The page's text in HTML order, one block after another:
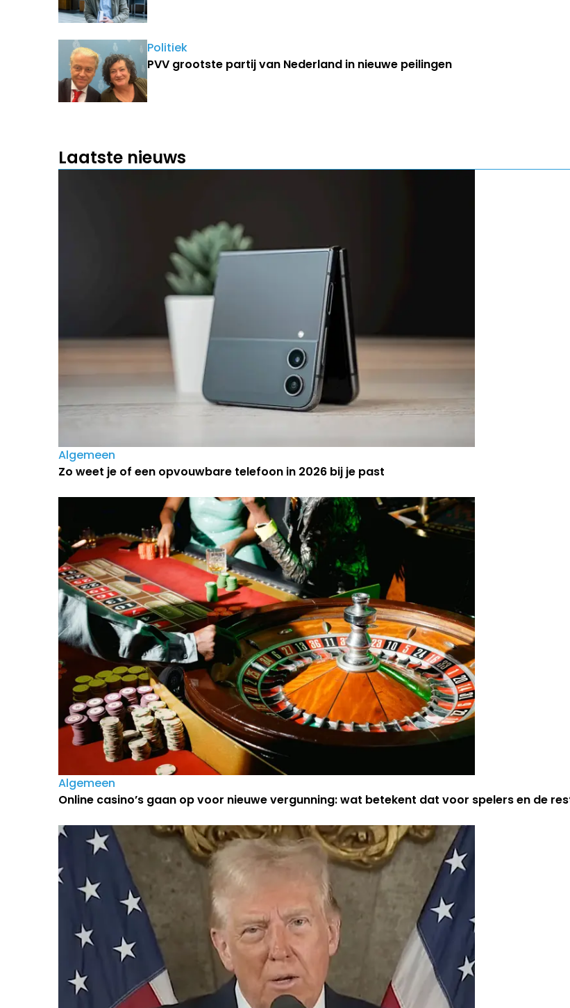
Politiek
PVV grootste partij van Nederland in nieuwe peilingen
Laatste nieuws
Algemeen
Zo weet je of een opvouwbare telefoon in 2026 bij je past
Algemeen
Online casino’s gaan op voor nieuwe vergunning: wat betekent dat voor spelers en de